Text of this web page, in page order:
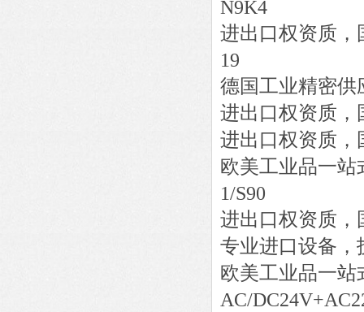
N9K4
进出口权资质，
19
德国工业精密供
进出口权资质，
进出口权资质，
欧美工业品一
1/S90
进出口权资质，
专业进口设备，
欧美工业品一
AC/